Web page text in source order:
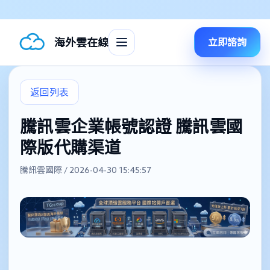
海外雲在線 立即諮詢
返回列表
騰訊雲企業帳號認證 騰訊雲國
際版代購渠道
騰訊雲國際 / 2026-04-30 15:45:57